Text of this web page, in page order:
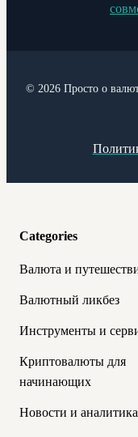
© 2026 Просто о
Categories
Валюта и
Валютный ликбез
Инструменты и
Криптовалюты для
начинающих
Новости и аналитика